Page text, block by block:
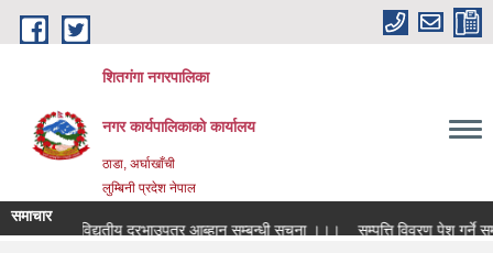
Skip to main content
शितगंगा नगरपालिका
नगर कार्यपालिकाकाे कार्यालय
ठाडा, अर्घाखाँची
लुम्बिनी प्रदेश नेपाल
समाचार
लागि विद्युतीय दरभाउपत्र आब्हान सम्बन्धी सूचना ।।।
सम्पत्ति विवरण पेश गर्ने